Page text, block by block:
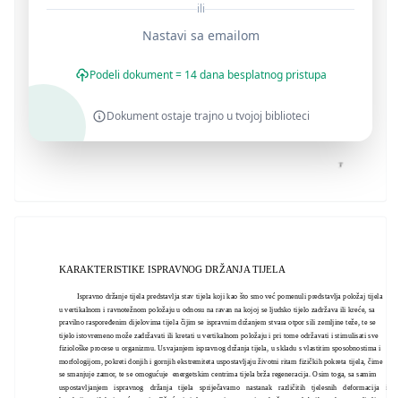
KARAKTERISTIKE ISPRAVNOG DRŽANJA TIJELA
Ispravno držanje tijela predstavlja stav tijela koji kao što smo već pomenuli predstavlja položaj tijela
u vertikalnom i ravnotežnom položaju u odnosu na ravan na kojoj se ljudsko tijelo zadržava ili kreće, sa
pravilno raspoređenim dijelovima tijela čijim se ispravnim držanjem stvara otpor sili zemljine teže, te se
tijelo istovremeno može zadržavati ili kretati u vertikalnom položaju i pri tome održavati i stimulisati sve
fiziološke procese u organizmu. Usvajanjem ispravnog držanja tijela, u skladu s vlastitim sposobnostima i
morfologijom, pokreti donjih i gornjih ekstremiteta uspostavljaju životni ritam fizičkih pokreta tijela, čime
se smanjuje zamor, te se omogućuje energetskim centrima tijela brža regeneracija. Osim toga, sa samim
uspostavljanjem ispravnog držanja tijela spriječavamo nastanak različitih tjelesnih deformacija ili
ili
Nastavi sa emailom
Podeli dokument = 14 dana besplatnog pristupa
Dokument ostaje trajno u tvojoj biblioteci